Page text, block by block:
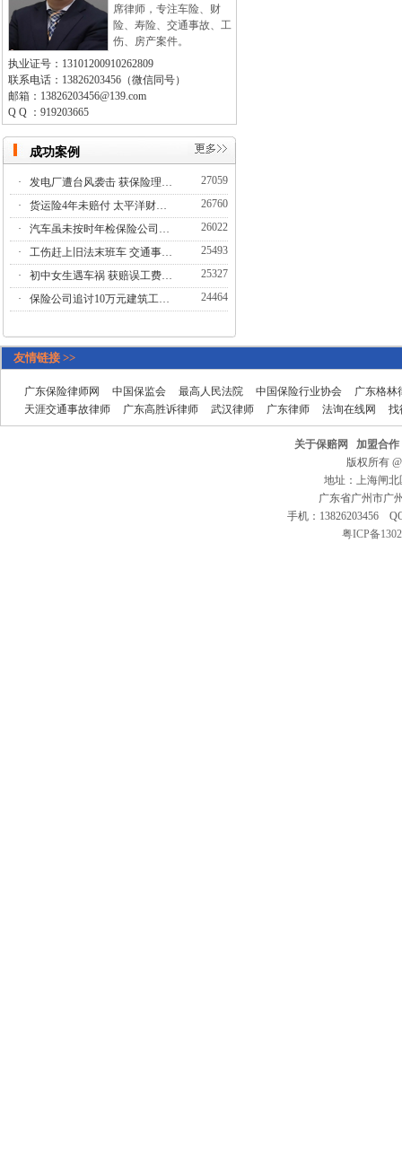
席律师，专注车险、财
险、寿险、交通事故、工
伤、房产案件。
执业证号：13101200910262809
联系电话：13826203456（微信同号）
邮箱：13826203456@139.com
Q Q ：919203665
成功案例
· 发电厂遭台风袭击 获保险理…
27059
·
货运险4年未赔付 太平洋财…
26760
·
汽车虽未按时年检保险公司…
26022
·
工伤赶上旧法末班车 交通事…
25493
·
初中女生遇车祸 获赔误工费…
25327
·
保险公司追讨10万元建筑工… 24464
友情链接 >>
广东保险律师网 中国保监会 最高人民法院 中国保险行业协会
广东格林
天涯交通事故律师
广东高胜诉律师 武汉律师 广东律师 法询在线网 找
关于保赔网
加盟合作
版权所有
地址：上海闸北
广东省广州市广
手机：13826203456
粤ICP备